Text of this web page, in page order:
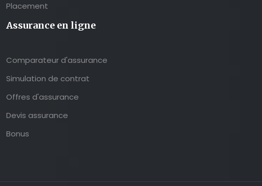
Placement
Assurance en ligne
Comparateur d'assurance
Simulation de contrat
Offres d'assurance
Devis assurance
Bonus